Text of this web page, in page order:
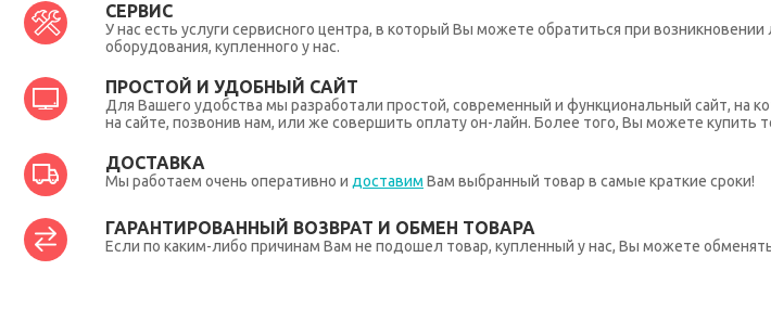
СЕРВИС
У нас есть услуги сервисного центра, в который Вы можете обратиться при
оборудования, купленного у нас.
ПРОСТОЙ И УДОБНЫЙ САЙТ
Для Вашего удобства мы разработали простой, современный и функциональный сайт, на
на сайте, позвонив нам, или же совершить оплату он-лайн. Более того, Вы можете купить
ДОСТАВКА
Мы работаем очень оперативно и доставим Вам выбранный товар в самые краткие сроки!
ГАРАНТИРОВАННЫЙ ВОЗВРАТ И ОБМЕН ТОВАРА
Если по каким-либо причинам Вам не подошел товар, купленный у нас, Вы можете